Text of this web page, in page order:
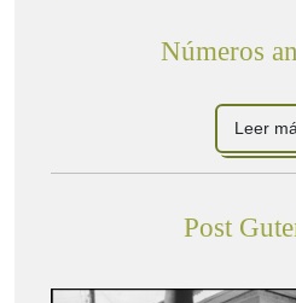
Números
Leer
Post